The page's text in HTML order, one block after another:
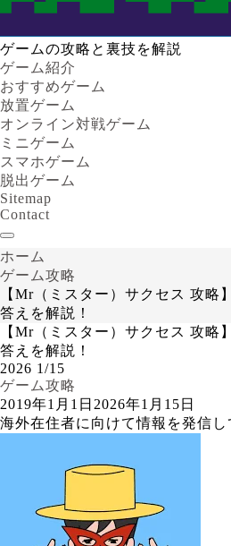
ゲームの攻略と裏技を解説
ゲーム紹介
おすすめゲーム
放置ゲーム
オンライン対戦ゲーム
ミニゲーム
スマホゲーム
脱出ゲーム
Sitemap
Contact
ホーム
ゲーム攻略
【Mr（ミスター）サクセス 攻略
答えを解説！
【Mr（ミスター）サクセス 攻略
答えを解説！
2026 1/15
ゲーム攻略
2019年1月1日 2026年1月15日
海外在住者に向けて情報を発信し